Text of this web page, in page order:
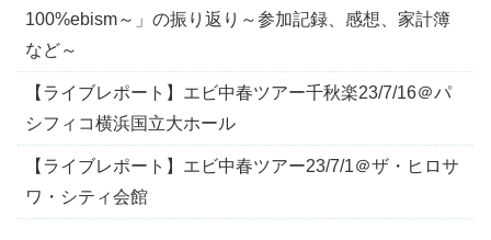
100%ebism～」の振り返り～参加記録、感想、家計簿
など～
【ライブレポート】エビ中春ツアー千秋楽23/7/16＠パ
シフィコ横浜国立大ホール
【ライブレポート】エビ中春ツアー23/7/1＠ザ・ヒロサ
ワ・シティ会館